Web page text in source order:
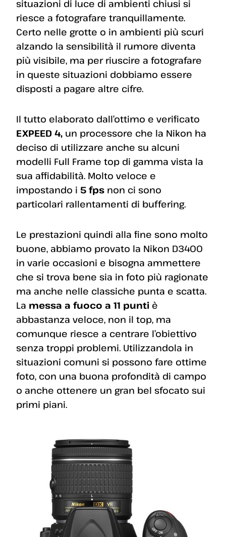
situazioni di luce di ambienti chiusi si
riesce a fotografare tranquillamente.
Certo nelle grotte o in ambienti più scuri
alzando la sensibilità il rumore diventa
più visibile, ma per riuscire a fotografare
in queste situazioni dobbiamo essere
disposti a pagare altre cifre.
Il tutto elaborato dall’ottimo e verificato
EXPEED 4, un processore che la Nikon ha
deciso di utilizzare anche su alcuni
modelli Full Frame top di gamma vista la
sua affidabilità. Molto veloce e
impostando i 5 fps non ci sono
particolari rallentamenti di buffering.
Le prestazioni quindi alla fine sono molto
buone, abbiamo provato la Nikon D3400
in varie occasioni e bisogna ammettere
che si trova bene sia in foto più ragionate
ma anche nelle classiche punta e scatta.
La messa a fuoco a 11 punti è
abbastanza veloce, non il top, ma
comunque riesce a centrare l’obiettivo
senza troppi problemi. Utilizzandola in
situazioni comuni si possono fare ottime
foto, con una buona profondità di campo
o anche ottenere un gran bel sfocato sui
primi piani.